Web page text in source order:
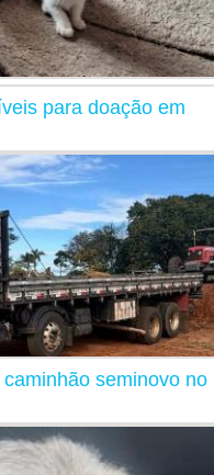
para doação em
seminovo no